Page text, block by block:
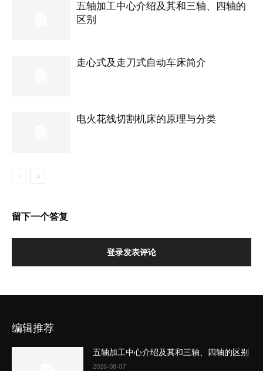
五轴加工中心介绍及其和三轴、四轴的
区别
走心式及走刀式自动车床简介
电火花线切割机床的原理与分类
留下一个答复
登录发表评论
编辑推荐
五轴加工中心介绍及其和三轴、四轴的区别
2026-08-07